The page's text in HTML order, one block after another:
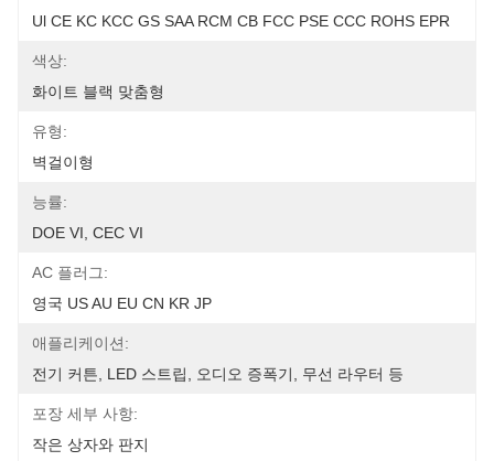
Ul CE KC KCC GS SAA RCM CB FCC PSE CCC ROHS EPR
색상:
화이트 블랙 맞춤형
유형:
벽걸이형
능률:
DOE VI, CEC VI
AC 플러그:
영국 US AU EU CN KR JP
애플리케이션:
전기 커튼, LED 스트립, 오디오 증폭기, 무선 라우터 등
포장 세부 사항:
작은 상자와 판지